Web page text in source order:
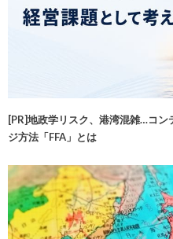
[PR]地政学リスク、港湾混雑…コ
ジ方法「FFA」とは